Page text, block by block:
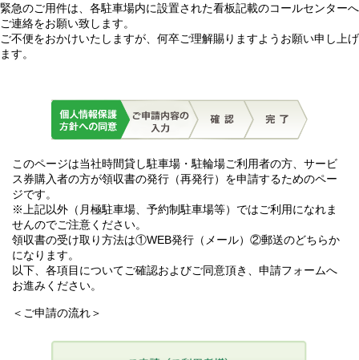
緊急のご用件は、各駐車場内に設置された看板記載のコールセンターへ
ご連絡をお願い致します。
ご不便をおかけいたしますが、何卒ご理解賜りますようお願い申し上げ
ます。
このページは当社時間貸し駐車場・駐輪場ご利用者の方、サービ
ス券購入者の方が領収書の発行（再発行）を申請するためのペー
ジです。
※上記以外（月極駐車場、予約制駐車場等）ではご利用になれま
せんのでご注意ください。
領収書の受け取り方法は①WEB発行（メール）②郵送のどちらか
になります。
以下、各項目についてご確認およびご同意頂き、申請フォームへ
お進みください。
＜ご申請の流れ＞